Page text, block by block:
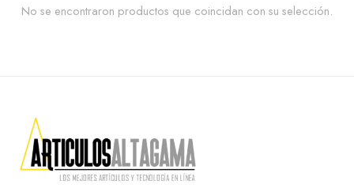
No se encontraron productos que coincidan con su selección.